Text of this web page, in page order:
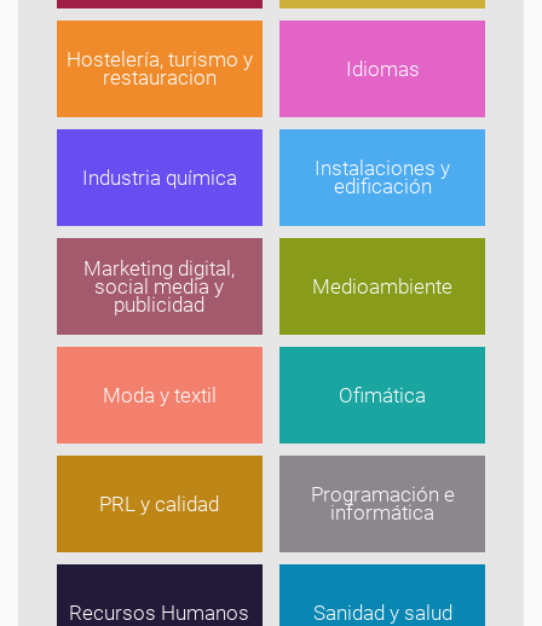
Hostelería, turismo y
restauracion Idiomas
Industria química Instalaciones y
edificación
Marketing digital,
social media y
publicidad
Medioambiente
Moda y textil Ofimática
PRL y calidad Programación e
informática
Recursos Humanos Sanidad y salud